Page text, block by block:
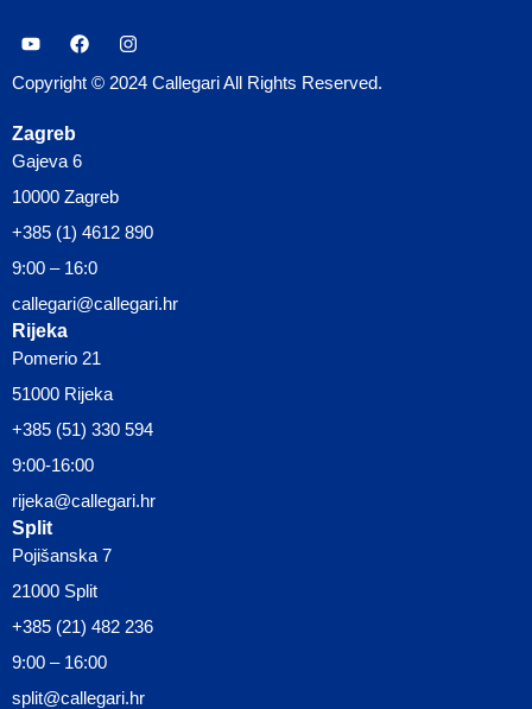
Copyright © 2024 Callegari All Rights Reserved.
Zagreb
Gajeva 6
10000 Zagreb
+385 (1) 4612 890
9:00 – 16:0
callegari@callegari.hr
Rijeka
Pomerio 21
51000 Rijeka
+385 (51) 330 594
9:00-16:00
rijeka@callegari.hr
Split
Pojišanska 7
21000 Split
+385 (21) 482 236
9:00 – 16:00
split@callegari.hr